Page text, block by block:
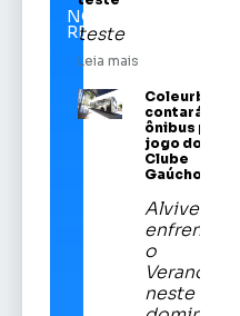
NOTÍCIAS
RELACIONADAS
teste
Leia mais
Coleurb
contará com
ônibus para
jogo do Sport
Clube
Gaúcho
Alviverde
enfrentará
o
Veranópolis
neste